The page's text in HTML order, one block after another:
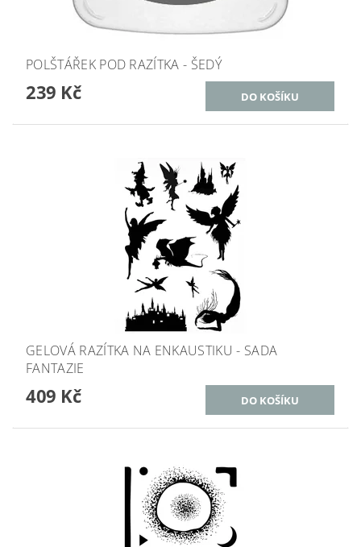
POLŠTÁŘEK POD RAZÍTKA - ŠEDÝ
239 Kč
GELOVÁ RAZÍTKA NA ENKAUSTIKU - SADA
FANTAZIE
409 Kč